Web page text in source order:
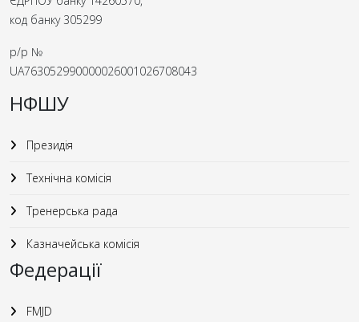
код банку 305299
р/р №
UA763052990000026001026708043
НФШУ
Президія
Технічна комісія
Тренерська рада
Казначейська комісія
Федерації
FMJD